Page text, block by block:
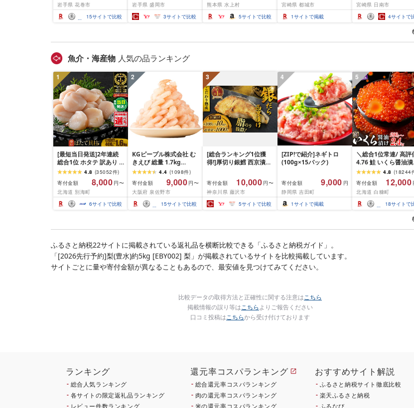
500g / 1kg 定期便 毎月
届く 牛肉 肉 BBQ ふるさ
と 人気 ランキング 岩手
岩手県 花巻市
15サイトで比較
グ 合挽き 合い挽き 黒毛
和牛 人気 冷凍 個包装 小
分け 冷凍 牛肉 豚肉 和牛
キング 1位 1万円以下 岩
手県 盛岡市 東北 岩手 盛
岡 shikoku001k
岩手県 盛岡市
3サイトで比較
BBQ おつまみ ギフト お
祝い お中元 夏ギフト
熊本県 水上村
5サイトで比較
肉 すき焼き しゃぶしゃ
ぶ ステーキ ギフト お中
宮崎県 都城市
1サイトで掲載
人気 小分け 焼き肉 す
焼き しゃぶしゃぶ
BBQ ギフト 贈り物 お
すめ 畜産農家応援
宮崎県 日南市
4サイトで
魚介・海産物 人気の品ランキング
1
[最短当日発送]2年連続
総合1位 ホタテ 訳あり (
ふるさと納税 ほたて ふ
るさと納税 訳あり 帆立
ふるさと わけあり ホタ
テ貝柱 貝 人気 不揃い 刺
身 規格外 魚介 ランキン
グ 海鮮 冷凍 発送時期が
4.8 (35052件)
寄付金額
8,000 円〜
北海道 別海町
6サイトで比較
2
KGピープル株式会社 む
きえび 総量 1.7kg
(850g×2P) 特大 5Lサイ
ズ バナメイエビ バラ凍
結 下処理不要 サイズ不
揃い 訳あり
4.4 (1098件)
寄付金額
9,000 円〜
大阪府 泉佐野市
15サイトで比較
3
[総合ランキング1位獲
得!]厚切り銀鱈 西京漬け
約 1,000g (約 100g × 10
切) 西京味噌 西京みそ 味
噌漬け みそ 味噌 鮮魚 魚
介 銀だら 銀ダラ ギンダ
ラ ぎんだら 鱈 タラ 魚
礼品 おかず おつまみ お
酒のあて 家計応援
10000円 魚喜 神奈川 湘
南 藤沢
寄付金額 10,000 円〜
神奈川県 藤沢市
5サイトで比較
4
[ZIP!で紹介]ネギトロ
(100g×15パック)
寄付金額 9,000 円
静岡県 吉田町
1サイトで掲載
5
＼総合1位常連/ 高評
4.76 鮭 いくら醤油漬
ふるさと納税 いくら
200g / 400g / 800g /
1.6kg / 2.4kg 200g
ク[選べる容量] 醤油漬
海鮮 イクラ 小分け
さと ランキング 人気
フト 高評価 ふるさ
4.8 (18244
寄付金額
12,000
北海道 白糠町
18サイトで
ふるさと納税22サイトに掲載されている返礼品を横断比較できる「ふるさと納税ガイド」。
「[2026先行予約]梨(豊水)約5kg [EBY002] 梨」が掲載されているサイトを比較掲載しています。
サイトごとに量や寄付金額が異なることもあるので、最安値を見つけてみてください。
比較データの取得方法と正確性に関する注意はこちら
掲載情報の誤り等はこちらよりご報告ください
口コミ投稿はこちらから受け付けております
ランキング
総合人気ランキング
各サイトの限定返礼品ランキング
レビュー件数ランキング
還元率コスパランキング
総合還元率コスパランキング
肉の還元率コスパランキング
米の還元率コスパランキング
おすすめサイト解説
ふるさと納税サイト徹底比較
楽天ふるさと納税
ふるなび